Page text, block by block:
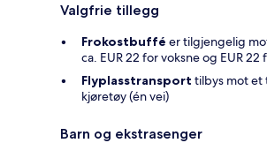
Valgfrie tillegg
Frokostbuffé er tilgjengelig
ca. EUR 22 for voksne og EUR 22
Flyplasstransport tilbys mot et
kjøretøy (én vei)
Barn og ekstrasenger